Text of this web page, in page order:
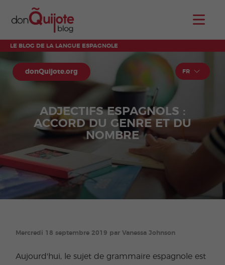
LE BLOG DE LA LANGUE ESPAGNOLE
donQuijote.org FR
ADJECTIFS ESPAGNOLS :
ACCORD DU GENRE ET DU
NOMBRE
Mercredi 18 septembre 2019 par Vanessa Johnson
Aujourd'hui, le sujet de grammaire espagnole est